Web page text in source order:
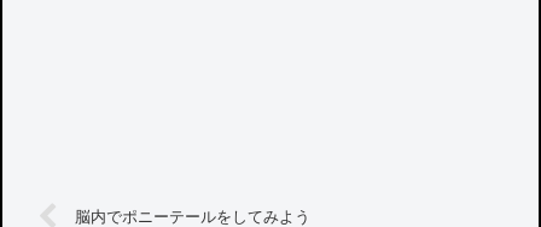
脳内でポニーテールをしてみよう